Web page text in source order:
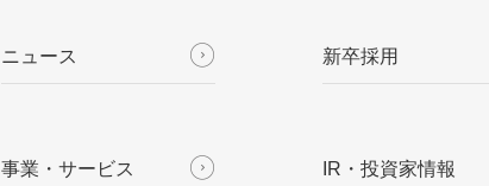
ニュース 新卒採用
事業・サービス IR・投資家情報